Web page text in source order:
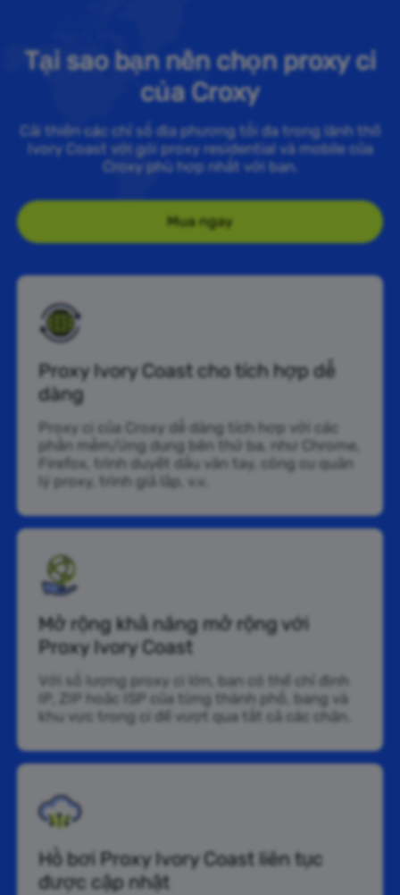
Tại sao bạn nên chọn proxy ci
của Croxy
Cải thiện các chỉ số địa phương tối đa trong lãnh thổ
Ivory Coast với gói proxy residential và mobile của
Croxy phù hợp nhất với bạn.
Mua ngay
Proxy Ivory Coast cho tích hợp dễ
dàng
Proxy ci của Croxy dễ dàng tích hợp với các
phần mềm/ứng dụng bên thứ ba, như Chrome,
Firefox, trình duyệt dấu vân tay, công cụ quản
lý proxy, trình giả lập, v.v.
Mở rộng khả năng mở rộng với
Proxy Ivory Coast
Với số lượng proxy ci lớn, bạn có thể chỉ định
IP, ZIP hoặc ISP của từng thành phố, bang và
khu vực trong ci để vượt qua tất cả các chặn.
Hồ bơi Proxy Ivory Coast liên tục
được cập nhật